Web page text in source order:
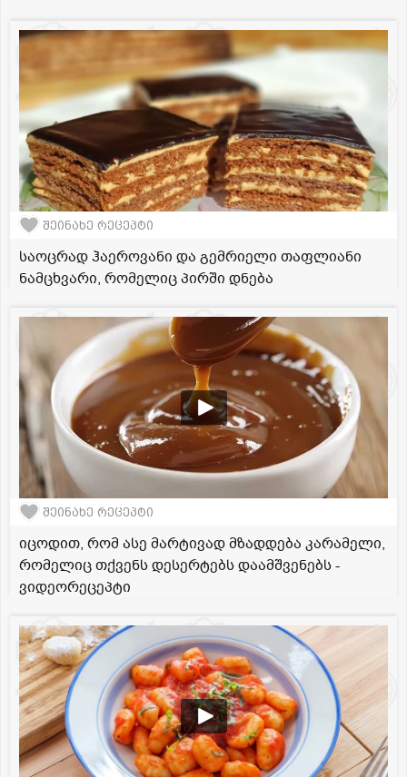
შეინახე რეცეპტი
საოცრად ჰაეროვანი და გემრიელი თაფლიანი
ნამცხვარი, რომელიც პირში დნება
შეინახე რეცეპტი
იცოდით, რომ ასე მარტივად მზადდება კარამელი,
რომელიც თქვენს დესერტებს დაამშვენებს -
ვიდეორეცეპტი